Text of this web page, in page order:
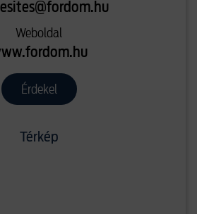
Weboldal
Érdekel
Térkép